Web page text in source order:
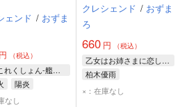
ェンド / おずま
円 （税込）
艦隊これくしょん-艦これ-
陽炎
なし
クレシェンド / おずま
ろ
660円 （税込）
乙女はお姉さまに恋してる
柏木優雨
×：在庫なし